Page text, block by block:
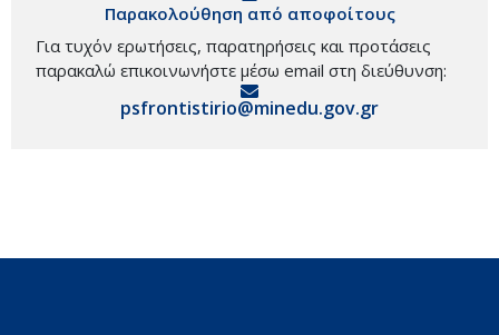
Παρακολούθηση από αποφοίτους
Για τυχόν ερωτήσεις, παρατηρήσεις και προτάσεις
παρακαλώ επικοινωνήστε μέσω email στη διεύθυνση:
psfrontistirio@minedu.gov.gr